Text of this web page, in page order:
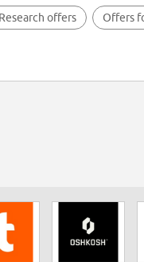
Research offers Offers